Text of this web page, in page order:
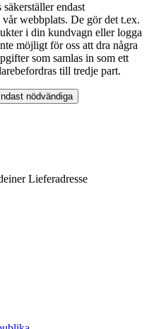
endast
webbplats. De gör det t.ex.
i din kundvagn eller logga
möjligt för oss att dra några
som samlas in som ett
till tredje part.
nödvändiga
Lieferadresse